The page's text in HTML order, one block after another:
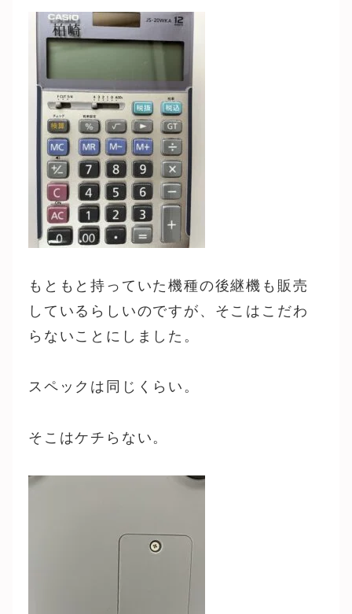
もともと持っていた機種の後継機も販売
しているらしいのですが、そこはこだわ
らないことにしました。
スペックは同じくらい。
そこはケチらない。